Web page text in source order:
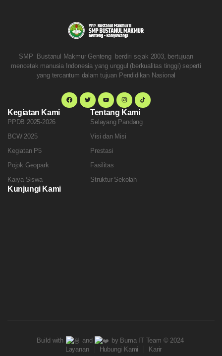
SMP Bustanul Makmur Genteng berdiri sejak 2003, bertujuan
mencetak manusia Indonesia yang unggul (berkualitas tinggi) seperti
yang tercantum dalam tujuan Pendidikan Nasional
Kegiatan Kami
PPDB 2025-2026
BCW 2025
Kegiatan P5
Pojok Geopark
Karya Siswa
Tentang Kami
Selayang Pandang
Visi dan Misi
Prestasi
Fasilitas
Struktur Sekolah
Kunjungi Kami
Build with and
by Buma IT Team © 2024
Layanan
Hubungi Kami Karir